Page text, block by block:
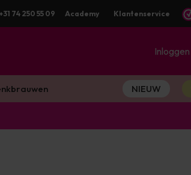
+31 74 250 55 09 Academy Klantenservice
Inloggen
NIEUW